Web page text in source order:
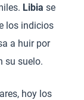
Libia se
los indicios
a huir por
su suelo.
hoy los